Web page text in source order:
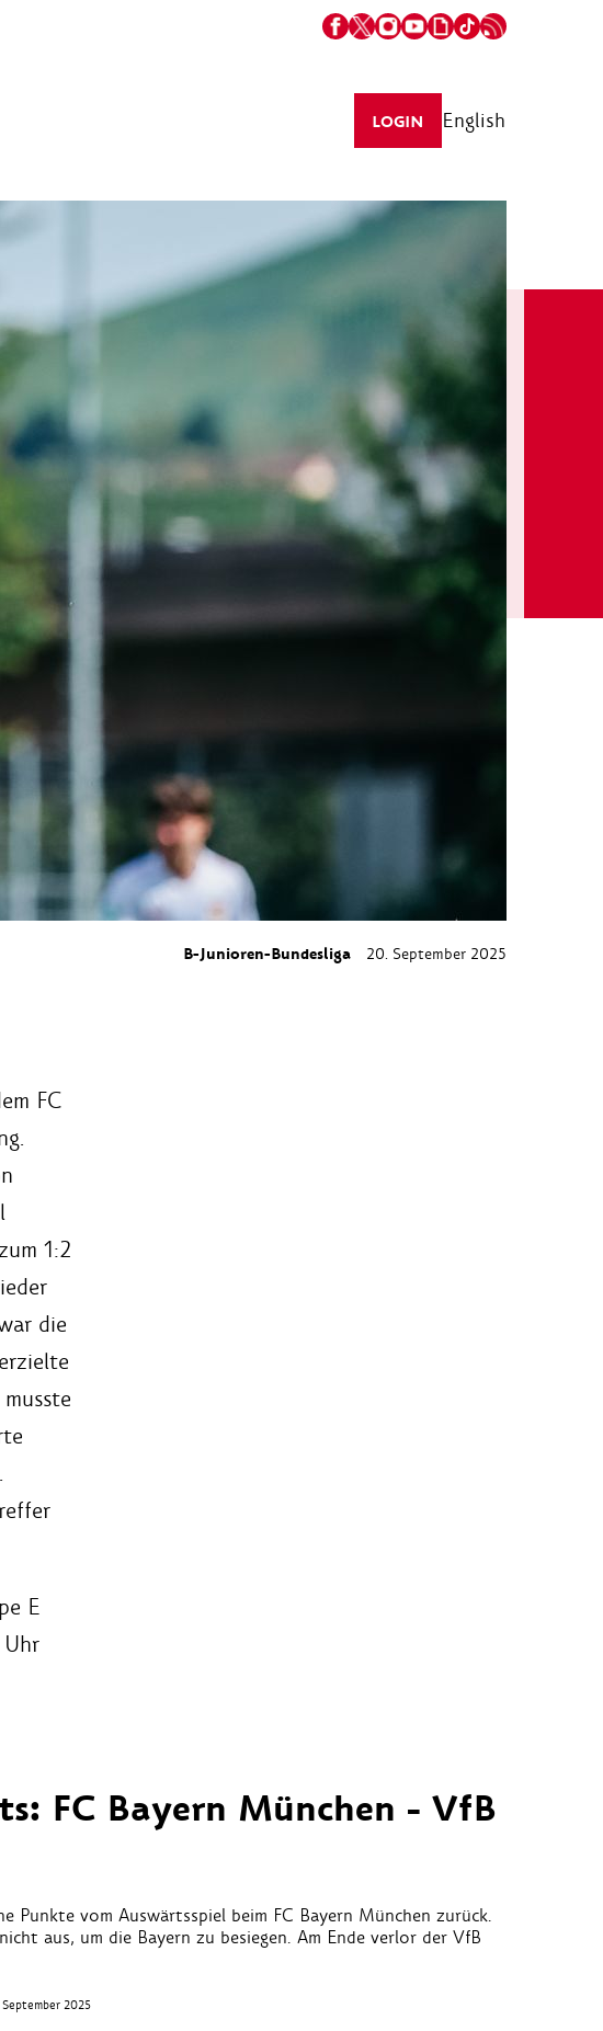
LOGIN English
B-Junioren-Bundesliga 20. September 2025
FC
1:2
die
E
FC Bayern München - VfB
Punkte vom Auswärtsspiel beim FC Bayern München zurück.
aus, um die Bayern zu besiegen. Am Ende verlor der VfB
2025